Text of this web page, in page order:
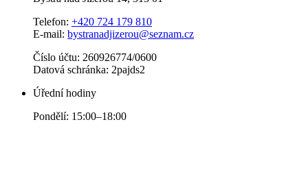
Telefon: +420 724 179 810
E-mail: bystranadjizerou@seznam.cz
Číslo účtu: 260926774/0600
Datová schránka: 2pajds2
Úřední hodiny
Pondělí: 15:00–18:00